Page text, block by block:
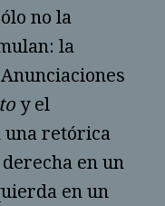
no la
la
y el
una retórica
en un
en un